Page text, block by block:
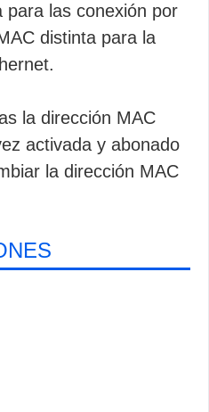
para las conexión por
distinta para la
la dirección MAC
activada y abonado
la dirección MAC